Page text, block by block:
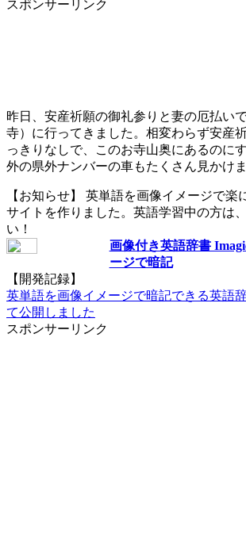
スポンサーリンク
昨日、安産祈願の御礼参りと妻の厄払い
寺）に行ってきました。相変わらず安産
っきりなしで、このお寺山奥にあるのに
外の県外ナンバーの車もたくさん見かけま
【お知らせ】 英単語を画像イメージで楽
サイトを作りました。英語学習中の方は
い！
画像付き英語辞書
ージで暗記
【開発記録】
英単語を画像イメージで暗記できる英語
て公開しました
スポンサーリンク